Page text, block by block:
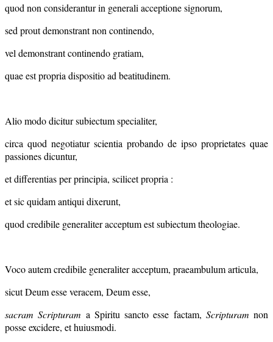
quod non considerantur in generali acceptione signorum,
sed prout demonstrant non continendo,
vel demonstrant continendo gratiam,
quae est propria dispositio ad beatitudinem.
Alio modo dicitur subiectum specialiter,
circa quod negotiatur scientia probando de ipso proprietates quae
passiones dicuntur,
et differentias per principia, scilicet propria :
et sic quidam antiqui dixerunt,
quod credibile generaliter acceptum est subiectum theologiae.
Voco autem credibile generaliter acceptum, praeambulum articula,
sicut Deum esse veracem, Deum esse,
sacram Scripturam a Spiritu sancto esse factam, Scripturam non
posse excidere, et huiusmodi.